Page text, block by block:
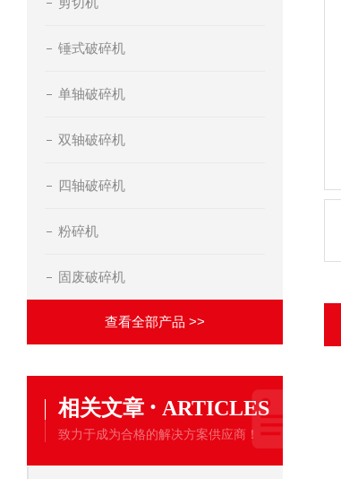
锤式破碎机
单轴破碎机
双轴破碎机
四轴破碎机
粉碎机
固废破碎机
查看全部产品 >>
相关文章 · ARTICLES
致力于成为合格的解决方案供应商！